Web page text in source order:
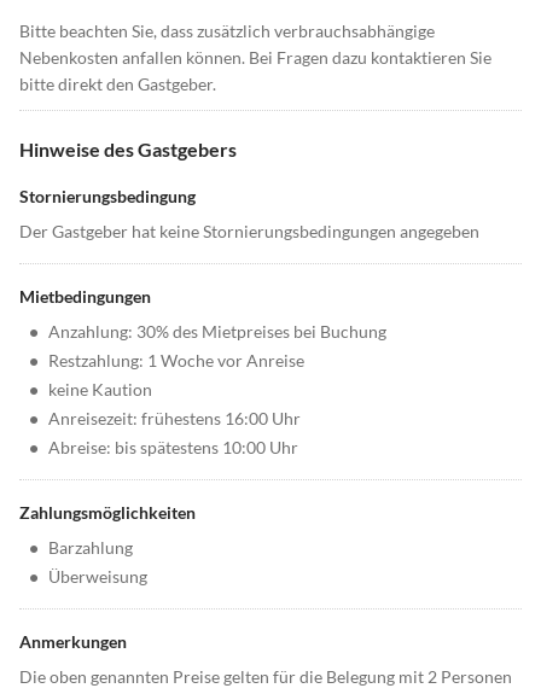
Bitte beachten Sie, dass zusätzlich verbrauchsabhängige
Nebenkosten anfallen können. Bei Fragen dazu kontaktieren Sie
bitte direkt den Gastgeber.
Hinweise des Gastgebers
Stornierungsbedingung
Der Gastgeber hat keine Stornierungsbedingungen angegeben
Mietbedingungen
• Anzahlung: 30% des Mietpreises bei Buchung
• Restzahlung: 1 Woche vor Anreise
• keine Kaution
• Anreisezeit: frühestens 16:00 Uhr
• Abreise: bis spätestens 10:00 Uhr
Zahlungsmöglichkeiten
• Barzahlung
• Überweisung
Anmerkungen
Die oben genannten Preise gelten für die Belegung mit 2 Personen